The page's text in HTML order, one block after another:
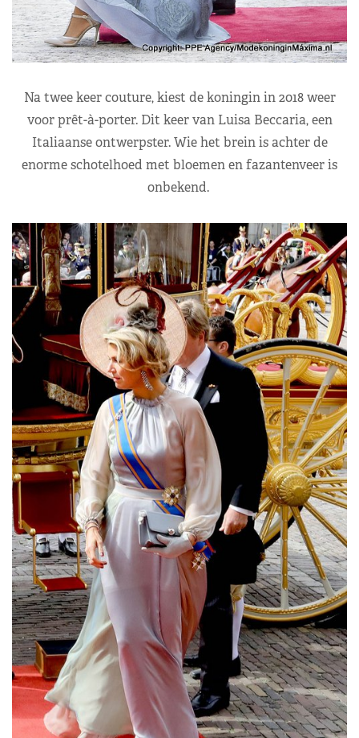
Na twee keer couture, kiest de koningin in 2018 weer
voor prêt-à-porter. Dit keer van Luisa Beccaria, een
Italiaanse ontwerpster. Wie het brein is achter de
enorme schotelhoed met bloemen en fazantenveer is
onbekend.